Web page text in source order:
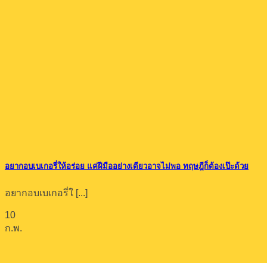
อยากอบเบเกอรี่ให้อร่อย แค่ฝีมืออย่างเดียวอาจไม่พอ ทฤษฎีก็ต้องเป๊ะด้วย
อยากอบเบเกอรี่ใ [...]
10
ก.พ.